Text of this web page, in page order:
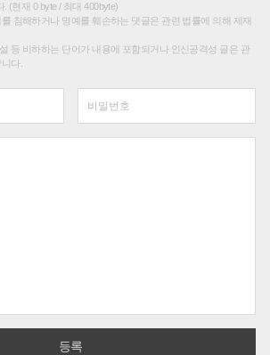
(현재 0 byte / 최대 400byte)
침해하거나 명예를 훼손하는 댓글은 관련 법률에 의해 제재
등 비하하는 단어가 내용에 포함되거나 인신공격성 글은 관
다.